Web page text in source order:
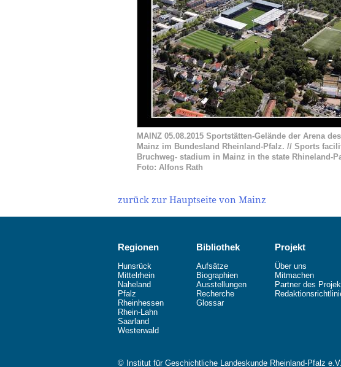
MAINZ 05.08.2015 Sportstätten-Gelände der Arena
Mainz im Bundesland Rheinland-Pfalz. // Sports
Bruchweg- stadium in Mainz in the state Rhineland-
Foto: Alfons Rath
zurück zur Hauptseite von Mainz
Regionen
Hunsrück
Mittelrhein
Naheland
Pfalz
Rheinhessen
Rhein-Lahn
Saarland
Westerwald
Bibliothek
Aufsätze
Biographien
Ausstellungen
Recherche
Glossar
Projekt
Über uns
Mitmachen
Partner des
© Institut für Geschichtliche Landeskunde Rheinland-Pfalz